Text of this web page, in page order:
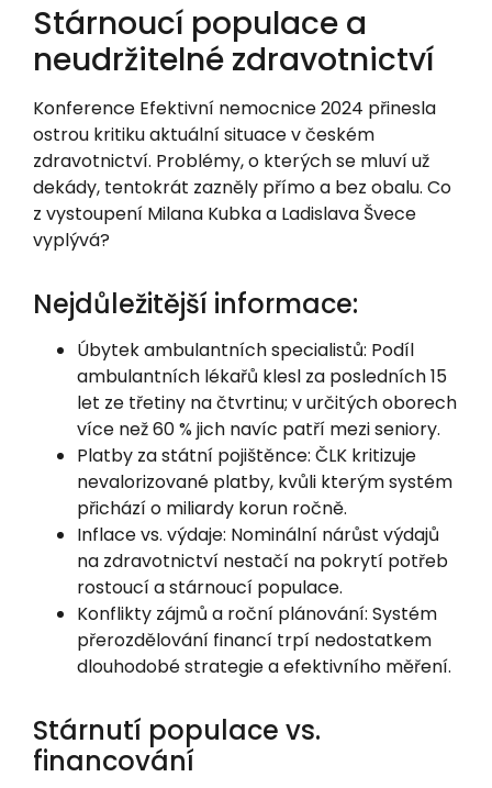
Stárnoucí populace a
neudržitelné zdravotnictví
Konference Efektivní nemocnice 2024 přinesla
ostrou kritiku aktuální situace v českém
zdravotnictví. Problémy, o kterých se mluví už
dekády, tentokrát zazněly přímo a bez obalu. Co
z vystoupení Milana Kubka a Ladislava Švece
vyplývá?
Nejdůležitější informace:
Úbytek ambulantních specialistů: Podíl
ambulantních lékařů klesl za posledních 15
let ze třetiny na čtvrtinu; v určitých oborech
více než 60 % jich navíc patří mezi seniory.
Platby za státní pojištěnce: ČLK kritizuje
nevalorizované platby, kvůli kterým systém
přichází o miliardy korun ročně.
Inflace vs. výdaje: Nominální nárůst výdajů
na zdravotnictví nestačí na pokrytí potřeb
rostoucí a stárnoucí populace.
Konflikty zájmů a roční plánování: Systém
přerozdělování financí trpí nedostatkem
dlouhodobé strategie a efektivního měření.
Stárnutí populace vs.
financování